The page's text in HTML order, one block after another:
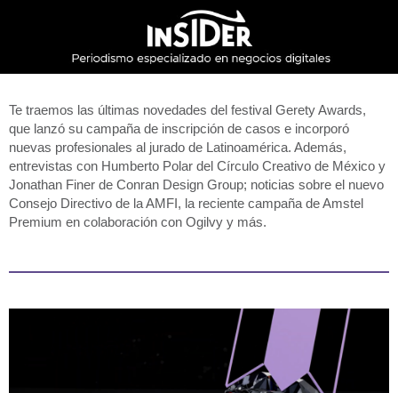
Te traemos las últimas novedades del festival Gerety Awards,
que lanzó su campaña de inscripción de casos e incorporó
nuevas profesionales al jurado de Latinoamérica. Además,
entrevistas con Humberto Polar del Círculo Creativo de México y
Jonathan Finer de Conran Design Group; noticias sobre el nuevo
Consejo Directivo de la AMFI, la reciente campaña de Amstel
Premium en colaboración con Ogilvy y más.